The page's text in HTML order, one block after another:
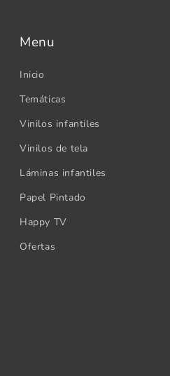
Menu
Inicio
Temáticas
Vinilos infantiles
Vinilos de tela
Láminas infantiles
Papel Pintado
Happy TV
Ofertas